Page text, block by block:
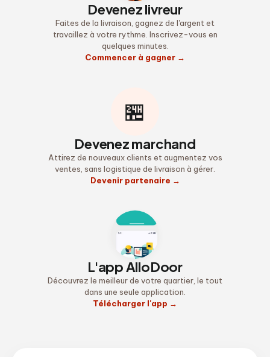
Devenez livreur
Faites de la livraison, gagnez de l'argent et
travaillez à votre rythme. Inscrivez-vous en
quelques minutes.
Commencer à gagner →
🏪
Devenez marchand
Attirez de nouveaux clients et augmentez vos
ventes, sans logistique de livraison à gérer.
Devenir partenaire →
L'app AlloDoor
Découvrez le meilleur de votre quartier, le tout
dans une seule application.
Télécharger l'app →